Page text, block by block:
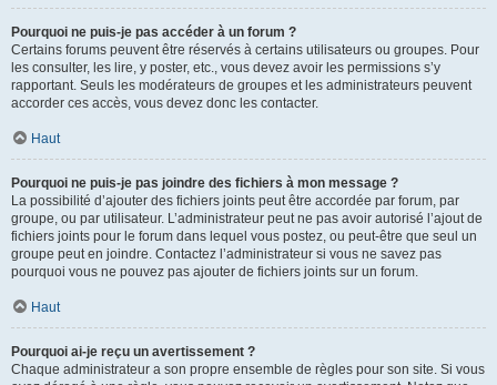
Pourquoi ne puis-je pas accéder à un forum ?
Certains forums peuvent être réservés à certains utilisateurs ou groupes. Pour
les consulter, les lire, y poster, etc., vous devez avoir les permissions s’y
rapportant. Seuls les modérateurs de groupes et les administrateurs peuvent
accorder ces accès, vous devez donc les contacter.
Haut
Pourquoi ne puis-je pas joindre des fichiers à mon message ?
La possibilité d’ajouter des fichiers joints peut être accordée par forum, par
groupe, ou par utilisateur. L’administrateur peut ne pas avoir autorisé l’ajout de
fichiers joints pour le forum dans lequel vous postez, ou peut-être que seul un
groupe peut en joindre. Contactez l’administrateur si vous ne savez pas
pourquoi vous ne pouvez pas ajouter de fichiers joints sur un forum.
Haut
Pourquoi ai-je reçu un avertissement ?
Chaque administrateur a son propre ensemble de règles pour son site. Si vous